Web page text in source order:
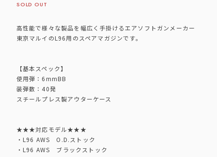
SOLD OUT
高性能で様々な製品を幅広く手掛けるエアソフトガンメーカー
東京マルイのL96用のスペアマガジンです。
【基本スペック】
使用弾：6mmBB
装弾数：40発
スチールプレス製アウターケース
★★★対応モデル★★★
・L96 AWS O.D.ストック
・L96 AWS ブラックストック